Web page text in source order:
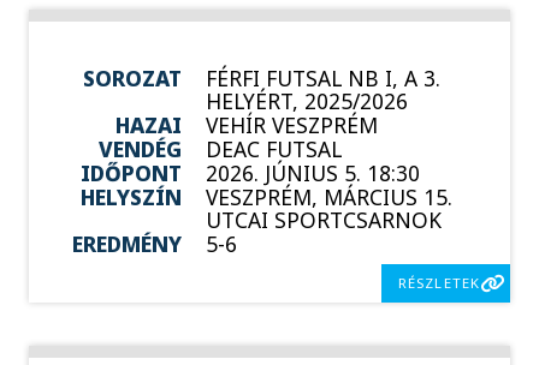
SOROZAT FÉRFI FUTSAL NB I, A 3.
HELYÉRT, 2025/2026
HAZAI
VEHÍR VESZPRÉM
VENDÉG
DEAC FUTSAL
IDŐPONT
2026. JÚNIUS 5. 18:30
HELYSZÍN
VESZPRÉM, MÁRCIUS 15.
UTCAI SPORTCSARNOK
EREDMÉNY
5-6
RÉSZLETEK